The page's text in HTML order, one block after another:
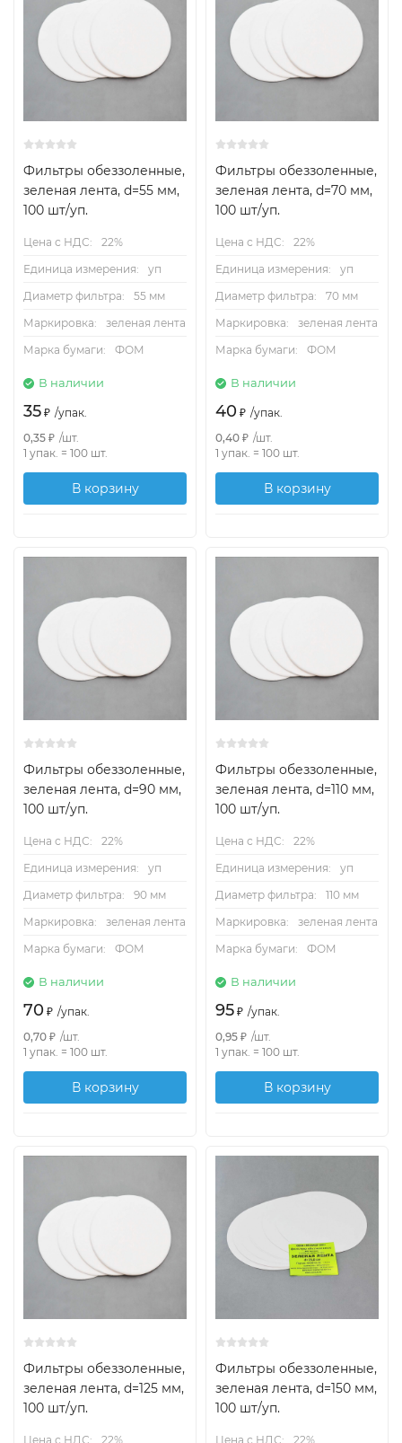
Фильтры обеззоленные,
зеленая лента, d=55 мм,
100 шт/уп.
Цена с НДС:
22%
Единица измерения:
уп
Диаметр фильтра:
55 мм
Маркировка:
зеленая лента
Марка бумаги:
ФОМ
В наличии
35 ₽ /упак.
0,35 ₽ /шт.
1 упак. = 100 шт.
В корзину
Фильтры обеззоленные,
зеленая лента, d=70 мм,
100 шт/уп.
Цена с НДС:
22%
Единица измерения:
уп
Диаметр фильтра:
70 мм
Маркировка:
зеленая лента
Марка бумаги:
ФОМ
В наличии
40 ₽ /упак.
0,40 ₽ /шт.
1 упак. = 100 шт.
В корзину
Фильтры обеззоленные,
зеленая лента, d=90 мм,
100 шт/уп.
Цена с НДС:
22%
Единица измерения:
уп
Диаметр фильтра:
90 мм
Маркировка:
зеленая лента
Марка бумаги:
ФОМ
В наличии
70 ₽ /упак.
0,70 ₽ /шт.
1 упак. = 100 шт.
В корзину
Фильтры обеззоленные,
зеленая лента, d=110 мм,
100 шт/уп.
Цена с НДС:
22%
Единица измерения:
уп
Диаметр фильтра:
110 мм
Маркировка:
зеленая лента
Марка бумаги:
ФОМ
В наличии
95 ₽ /упак.
0,95 ₽ /шт.
1 упак. = 100 шт.
В корзину
Фильтры обеззоленные,
зеленая лента, d=125 мм,
100 шт/уп.
Цена с НДС:
22%
Фильтры обеззоленные,
зеленая лента, d=150 мм,
100 шт/уп.
Цена с НДС:
22%